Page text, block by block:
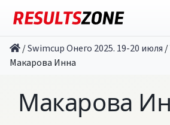
/Swimcup Онего 2025. 19-20 июля /
Макарова Инна
Макарова